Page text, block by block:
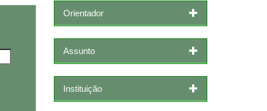
Orientador
Assunto
Instituição